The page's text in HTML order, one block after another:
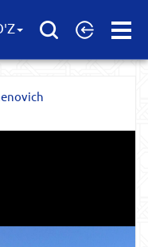
Open